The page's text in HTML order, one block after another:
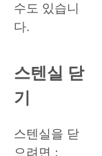
수도 있습니
다.
스텐실 닫
기
스텐실을 닫
으려면 :